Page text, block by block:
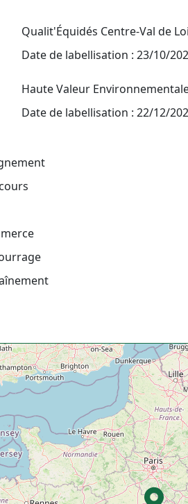
Qualit'Équidés Centre-Val de
Date de labellisation : 23/10/
Haute Valeur
Date de labellisation : 22/12/